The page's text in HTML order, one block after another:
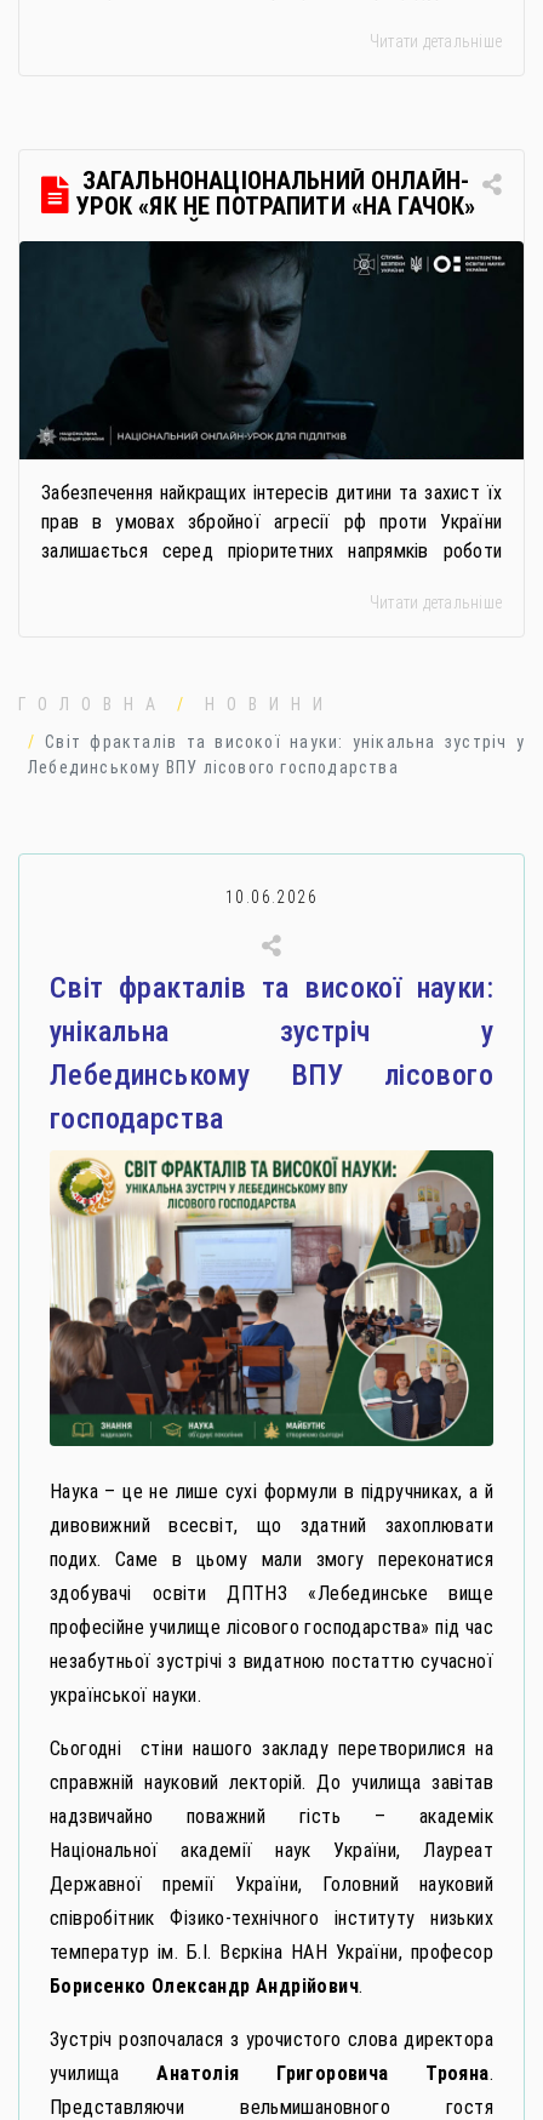
дистанційне навчання, що дає можливість здобувати
передбачає: Скористатися цією процедурою […]
Читати детальніше
ЗАГАЛЬНОНАЦІОНАЛЬНИЙ ОНЛАЙН-
УРОК «ЯК НЕ ПОТРАПИТИ «НА ГАЧОК»
РОСІЙСЬКИХ СПЕЦСЛУЖБ
Забезпечення найкращих інтересів дитини та захист їх
прав в умовах збройної агресії рф проти України
залишається серед пріоритетних напрямків роботи
застосовується метод використання дітей у
правопорушень проти основ національної безпеки,
мінімізації […]
Читати детальніше
ГОЛОВНА
НОВИНИ
Світ фракталів та високої науки: унікальна зустріч у
Лебединському ВПУ лісового господарства
10.06.2026
Світ фракталів та високої науки:
унікальна зустріч у
Лебединському ВПУ лісового
господарства
Наука – це не лише сухі формули в підручниках, а й
дивовижний всесвіт, що здатний захоплювати
подих. Саме в цьому мали змогу переконатися
здобувачі освіти ДПТНЗ «Лебединське вище
професійне училище лісового господарства» під час
незабутньої зустрічі з видатною постаттю сучасної
української науки.
Сьогодні стіни нашого закладу перетворилися на
справжній науковий лекторій. До училища завітав
надзвичайно поважний гість – академік
Національної академії наук України, Лауреат
Державної премії України, Головний науковий
співробітник Фізико-технічного інституту низьких
температур ім. Б.І. Вєркіна НАН України, професор
Борисенко Олександр Андрійович.
Зустріч розпочалася з урочистого слова директора
училищаАнатолія Григоровича Трояна.
Представляючи вельмишановного гостя